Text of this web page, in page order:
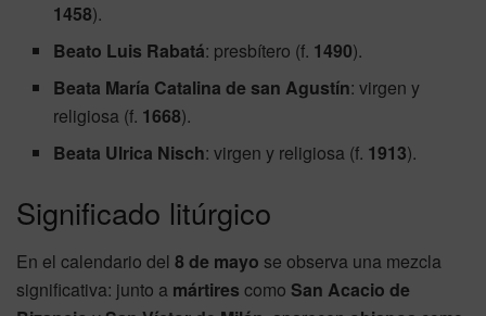
1458).
Beato Luis Rabatá: presbítero (f. 1490).
Beata María Catalina de san Agustín: virgen y
religiosa (f. 1668).
Beata Ulrica Nisch: virgen y religiosa (f. 1913).
Significado litúrgico
En el calendario del 8 de mayo se observa una mezcla
significativa: junto a mártires como San Acacio de